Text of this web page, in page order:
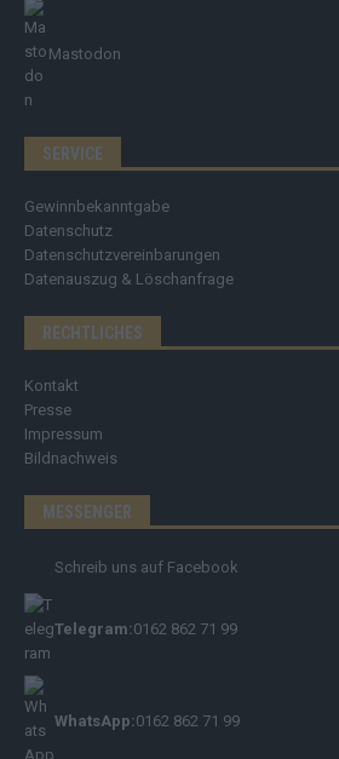
Mastodon
SERVICE
Gewinnbekanntgabe
Datenschutz
Datenschutzvereinbarungen
Datenauszug & Löschanfrage
RECHTLICHES
Kontakt
Presse
Impressum
Bildnachweis
MESSENGER
Schreib uns auf Facebook
Telegram:0162 862 71 99
WhatsApp:0162 862 71 99